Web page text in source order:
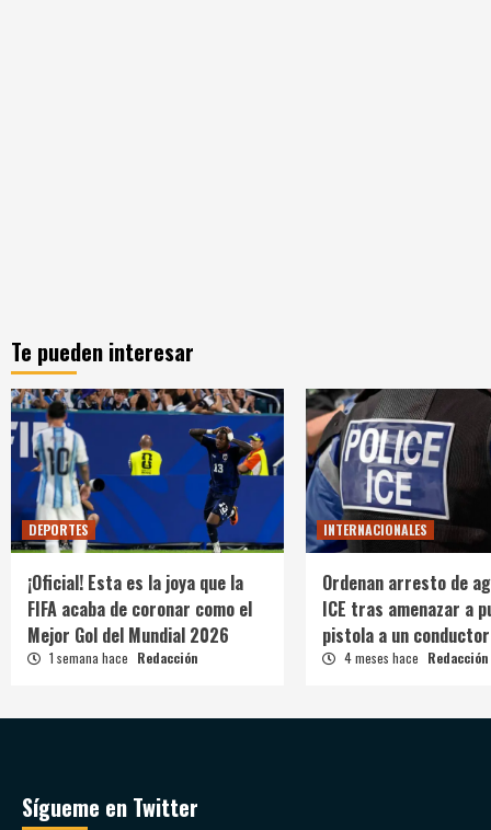
Te pueden interesar
DEPORTES
¡Oficial! Esta es la joya que la
FIFA acaba de coronar como el
Mejor Gol del Mundial 2026
1 semana hace Redacción
INTERNACIONALES
Ordenan arresto de
ICE tras amenazar a
pistola a un conductor
4 meses hace Redacción
Sígueme en Twitter